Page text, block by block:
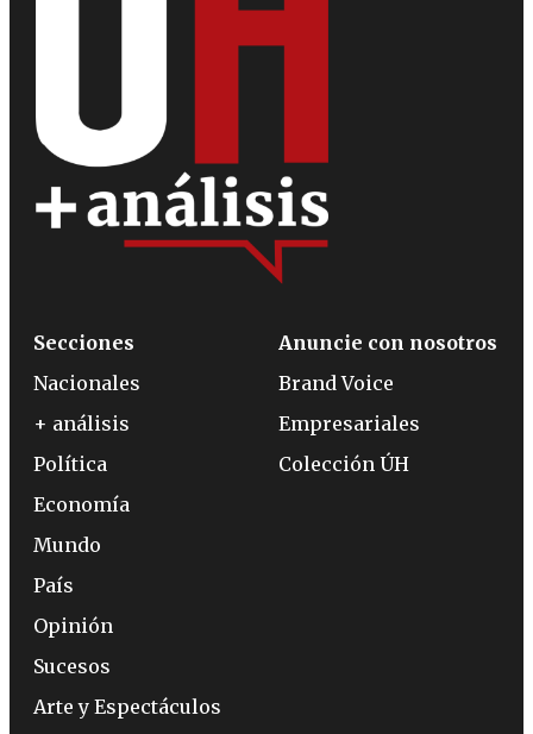
Secciones
Nacionales
+ análisis
Política
Economía
Mundo
País
Opinión
Sucesos
Arte y Espectáculos
Anuncie con nosotros
Brand Voice
Empresariales
Colección ÚH